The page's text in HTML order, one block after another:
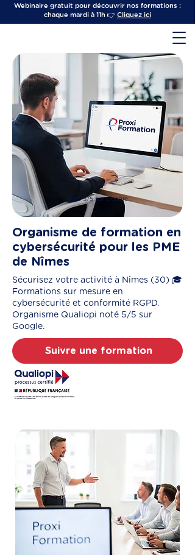
Webinaire gratuit pour découvrir nos formations :
chaque mardi à 11h 👉 Cliquez ici
Noté 5/5 sur Google
Organisme de formation en
cybersécurité pour les PME
de Nîmes
Sécurisez votre activité à Nîmes (30) 🎓
Formations sur mesure en
cybersécurité et conformité RGPD.
Organisme Qualiopi noté 5/5 sur
Google.
Suivre une formation